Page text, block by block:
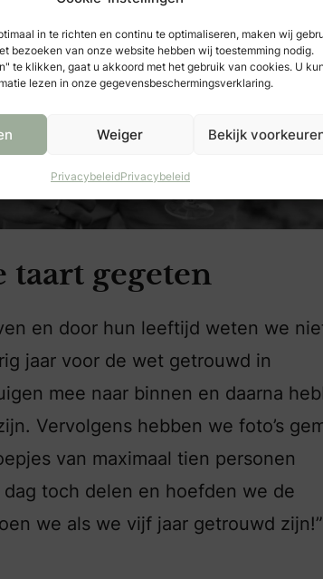
in te richten en continu te optimaliseren, maken wij
bezoeken van onze website hebben wij toestemming nodig.
te klikken, gaat u akkoord met het gebruik van cookies. U
lezen in onze gegevensbeschermingsverklaring.
Weiger Bekijk
PrivacybeleidPrivacybeleid
taart gegeten
en door hun leeftijd weten we
jaar voor de wet getrouwd in
mee naar binnen en daarna
Vervolgens hebben we foto’s
van maximaal tien personen
toch delen en hoefden we de
we als we vijf jaar getrouwd